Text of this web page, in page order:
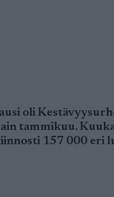
oli
tammikuu.
157 000 eri